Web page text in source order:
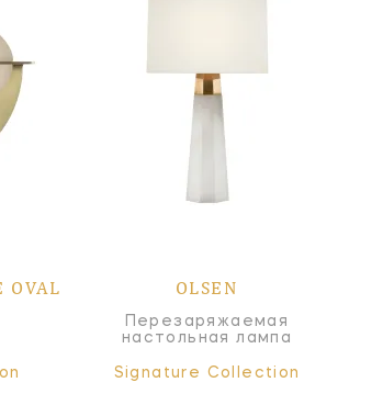
OVAL OLSEN
Перезаряжаемая
настольная лампа
Signature Collection